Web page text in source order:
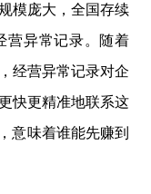
模庞大，全国存续
营异常记录。随着
经营异常记录对企
快更精准地联系这
意味着谁能先赚到